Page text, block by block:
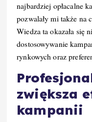
najbardziej opłacalne
pozwalały mi także na
Wiedza ta okazała się
dostosowywanie
rynkowych oraz
zwiększa
kampanii